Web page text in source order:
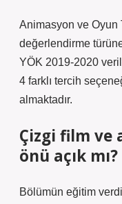
Animasyon ve Oyun
değerlendirme
YÖK 2019-2020
4 farklı tercih
almaktadır.
Çizgi film ve
önü açık mı?
Bölümün eğitim